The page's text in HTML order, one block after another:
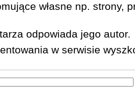
własne np. strony,
odpowiada jego autor.
w serwisie